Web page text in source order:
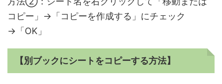
コピー」→「コピーを作成する」にチェック
→「OK」
【別ブックにシートをコピーする方法】